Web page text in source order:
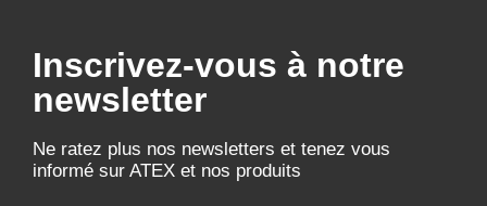
Inscrivez-vous à notre
newsletter
Ne ratez plus nos newsletters et tenez vous
informé sur ATEX et nos produits